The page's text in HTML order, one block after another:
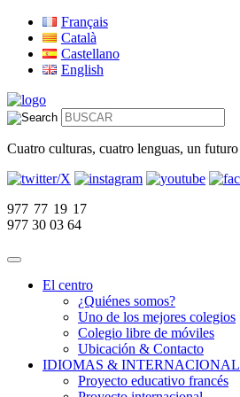
Français
Català
Castellano
English
Cuatro culturas, cuatro lenguas, un futuro
977 77 19 17
977 30 03 64
El centro
¿Quiénes somos?
Uno de los mejores colegios
Colegio libre de móviles
Ubicación & Contacto
IDIOMAS & INTERNACIONAL
Proyecto educativo francés